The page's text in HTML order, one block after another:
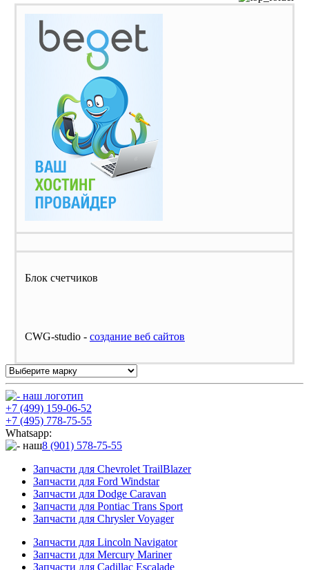
Блок счетчиков
CWG-studio - cоздание веб сайтов
+7 (499) 159-06-52
+7 (495) 778-75-55
Whatsapp:
8 (901) 578-75-55
Запчасти для Chevrolet TrailBlazer
Запчасти для Ford Windstar
Запчасти для Dodge Caravan
Запчасти для Pontiac Trans Sport
Запчасти для Chrysler Voyager
Запчасти для Lincoln Navigator
Запчасти для Mercury Mariner
Запчасти для Cadillac Escalade